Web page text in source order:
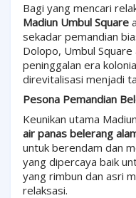
Bagi yang mencari
Madiun Umbul Square
sekadar pemandian
Dolopo, Umbul
peninggalan era
direvitalisasi menjadi
Pesona Pemandian
Keunikan utama
air panas belerang
untuk berendam dan
yang dipercaya baik
yang rimbun dan asri
relaksasi.